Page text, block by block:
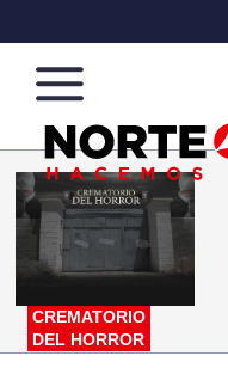
Norte
de
Ciudad
Más
que
noticias,
hacemos periodismo
CREMATORIO
DEL HORROR